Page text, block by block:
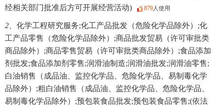
经相关部门批准后方可开展经营活动)
879人使用
2、 化学工程研究服务;化工产品批发（危险化学品除外）;化
工产品零售（危险化学品除外）;商品批发贸易（许可审批类
商品除外）;商品零售贸易（许可审批类商品除外）;食品添加
剂批发;食品添加剂零售;润滑油制造;润滑油批发;润滑油零售;
白油销售（成品油、监控化学品、危险化学品、易制毒化学
品除外）;粗白油销售（成品油、监控化学品、危险化学品、
易制毒化学品除外）;预包装食品批发;预包装食品零售;(依法